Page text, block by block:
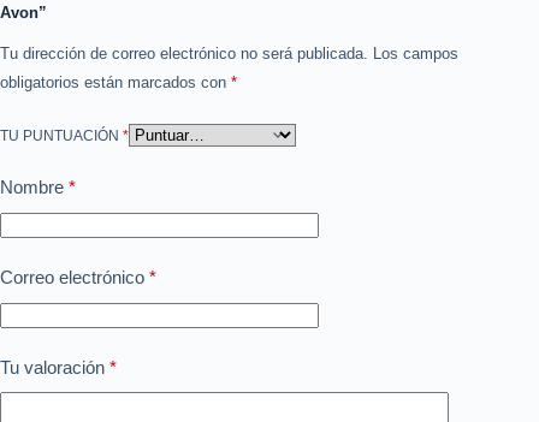
Avon”
Tu dirección de correo electrónico no será publicada. Los campos
obligatorios están marcados con *
TU PUNTUACIÓN *
Nombre *
Correo electrónico *
Tu valoración *